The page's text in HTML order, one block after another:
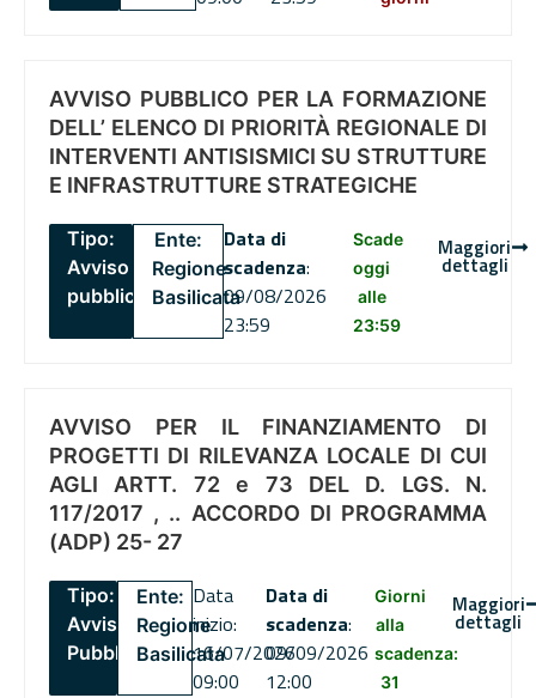
AVVISO PUBBLICO PER LA FORMAZIONE
DELL’ ELENCO DI PRIORITÀ REGIONALE DI
INTERVENTI ANTISISMICI SU STRUTTURE
E INFRASTRUTTURE STRATEGICHE
Tipo:
Avviso
pubblico
Ente:
Regione
Basilicata
Data di
scadenza:
09/08/2026
23:59
Scade
oggi
alle
23:59
Maggiori
dettagli
AVVISO PER IL FINANZIAMENTO DI
PROGETTI DI RILEVANZA LOCALE DI CUI
AGLI ARTT. 72 e 73 DEL D. LGS. N.
117/2017 , .. ACCORDO DI PROGRAMMA
(ADP) 25- 27
Tipo:
Avviso
Pubblico
Ente:
Regione
Basilicata
Data
inizio:
16/07/2026
09:00
Data di
scadenza:
09/09/2026
12:00
Giorni
alla
scadenza:
31
Maggiori
dettagli